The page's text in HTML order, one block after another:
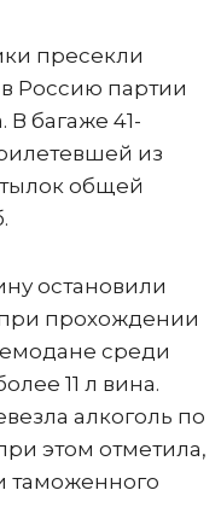
пресекли
Россию партии
В багаже 41-
из
общей
остановили
прохождении
среди
11 л вина.
алкоголь по
этом отметила,
таможенного